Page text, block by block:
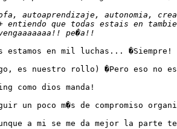
estamos en mil luchas...
es nuestro rollo) �Pero eso no
como dios manda!
un poco m�s de compromiso
a mi se me da mejor la parte